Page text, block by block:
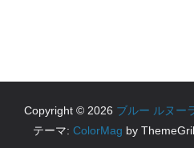
Copyright © 2026 ブルー ルヌー
テーマ: ColorMag by